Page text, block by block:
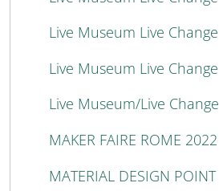
Live Museum Live Change
Live Museum Live Change
Live Museum/Live Change
MAKER FAIRE ROME 2022
MATERIAL DESIGN POINT